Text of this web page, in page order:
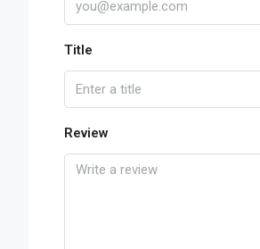
Title
Review